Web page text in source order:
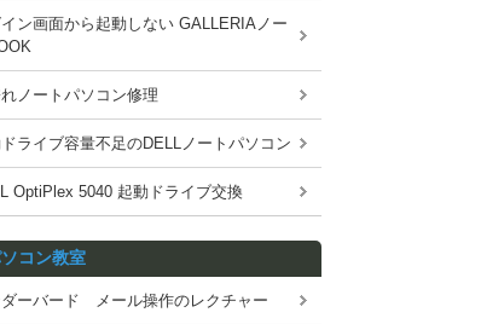
イン画面から起動しない GALLERIAノー
ノートパソコン修理
ライブ容量不足のDELLノートパソコン
OptiPlex 5040 起動ドライブ交換
コン教室
ーバード メール操作のレクチャー